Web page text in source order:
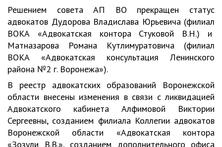
Решением совета АП ВО прекращен статус
адвокатов Дудорова Владислава Юрьевича (филиал
ВОКА «Адвокатская контора Стуковой В.Н.) и
Матназарова Романа Кутлимуратовича (филиал
ВОКА «Адвокатская консультация Ленинского
района №2 г. Воронежа»).
В реестр адвокатских образований Воронежской
области внесены изменения в связи с ликвидацией
Адвокатского кабинета Алфимовой Виктории
Сергеевны, созданием филиала Коллегии адвокатов
Воронежской области «Адвокатская контора
«Зозули В.В.», созданием дополнительного офиса